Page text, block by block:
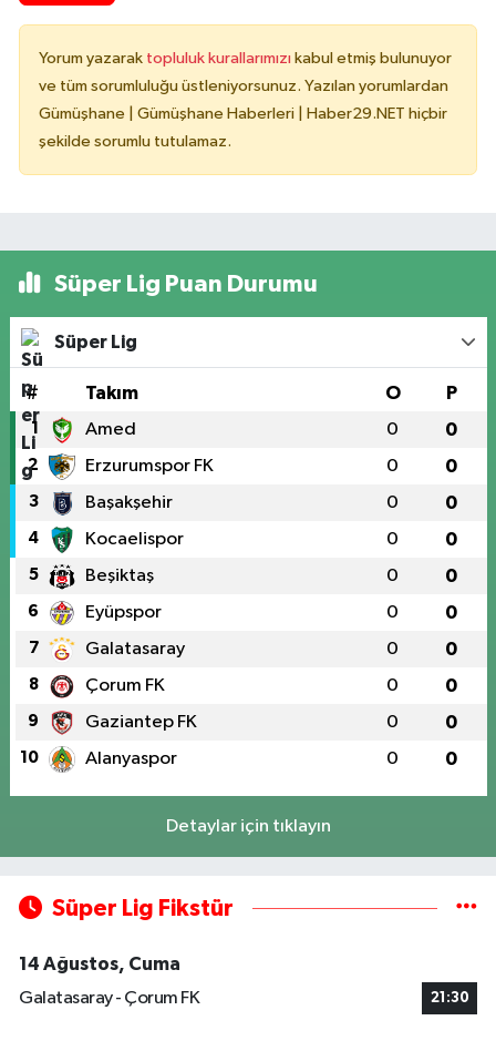
Yorum yazarak topluluk kurallarımızı kabul etmiş bulunuyor
ve tüm sorumluluğu üstleniyorsunuz. Yazılan yorumlardan
Gümüşhane | Gümüşhane Haberleri | Haber29.NET hiçbir
şekilde sorumlu tutulamaz.
Süper Lig Puan Durumu
Süper Lig
# Takım O P
1 Amed 0 0
2 Erzurumspor FK 0 0
3 Başakşehir 0 0
4 Kocaelispor 0 0
5 Beşiktaş 0 0
6 Eyüpspor 0 0
7 Galatasaray 0 0
8 Çorum FK 0 0
9 Gaziantep FK 0 0
10 Alanyaspor 0 0
Detaylar için tıklayın
Süper Lig Fikstür
14 Ağustos, Cuma
Galatasaray - Çorum FK
21:30